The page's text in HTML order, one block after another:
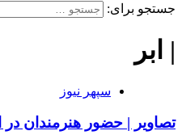
جستجو برای:
| ابر
سپهر نیوز
تصاویر | حضور هنرمندان در